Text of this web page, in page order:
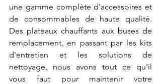
une gamme complète d'accessoires et
de consommables de haute qualité.
Des plateaux chauffants aux buses de
remplacement, en passant par les kits
d'entretien et les solutions de
nettoyage, nous avons tout ce qu'il